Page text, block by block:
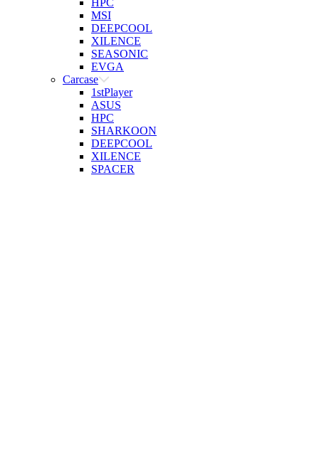
HPC
MSI
DEEPCOOL
XILENCE
SEASONIC
EVGA
Carcase
1stPlayer
ASUS
HPC
SHARKOON
DEEPCOOL
XILENCE
SPACER